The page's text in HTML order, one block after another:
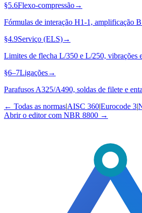
§5.6Flexo-compressão→
Fórmulas de interação H1-1, amplificação
§4.9Serviço (ELS)→
Limites de flecha L/350 e L/250, vibrações
§6–7Ligações→
Parafusos A325/A490, soldas de filete e
← Todas as normas|AISC 360|Eurocode 3|
Abrir o editor com NBR 8800 →